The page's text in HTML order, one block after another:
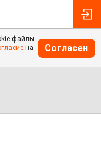
файлы.
на
Согласен